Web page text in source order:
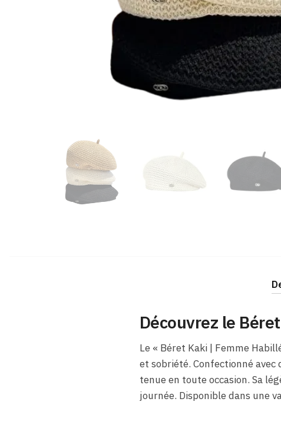
Découvrez le
Le « Béret Kaki​ | Femme
et sobriété. Confectionné
tenue en toute occasion. Sa
journée. Disponible dans une